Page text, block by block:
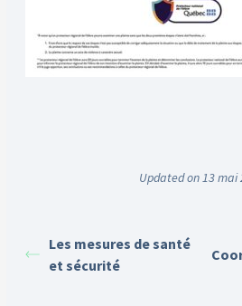
Updated on 13 mai
Les mesures de santé
et sécurité